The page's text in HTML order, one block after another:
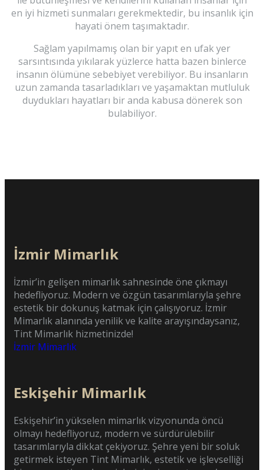
en iyi hizmeti sunmaları gerekmektedir, bu insanlık için
hayati önem taşımaktadır.
Sağlam yapılmamış olan bir yapıt en ufak yer
sarsıntısında yıkılarak yüzlerce hatta bazen binlerce
insanın ölümüne sebebiyet verebiliyor. Bu insanların
uzun zamanda tasarladıkları ve yaşamaktan mutluluk
duydukları hayatları bir anda kabusa dönerek son
bulabiliyor.
İzmir Mimarlık
İzmir’in gelişen mimarlık sahnesinde öne çıkmayı
hedefliyoruz. Modern ve özgün tasarımlarıyla şehre
estetik bir dokunuş katmak için çalışıyoruz. İzmir
Mimarlık alanında yenilik ve kalite arayışındaysanız,
Tint Mimarlık hizmetinizde!
İzmir Mimarlık
Eskişehir Mimarlık
Eskişehir’in yükselen mimarlık vizyonunda öncü
olmayı hedefliyoruz, modern ve sürdürülebilir
tasarımlarıyla dikkat çekiyoruz. Şehre yeni bir soluk
getirmek isteyen Tint Mimarlık, estetik ve işlevselliği